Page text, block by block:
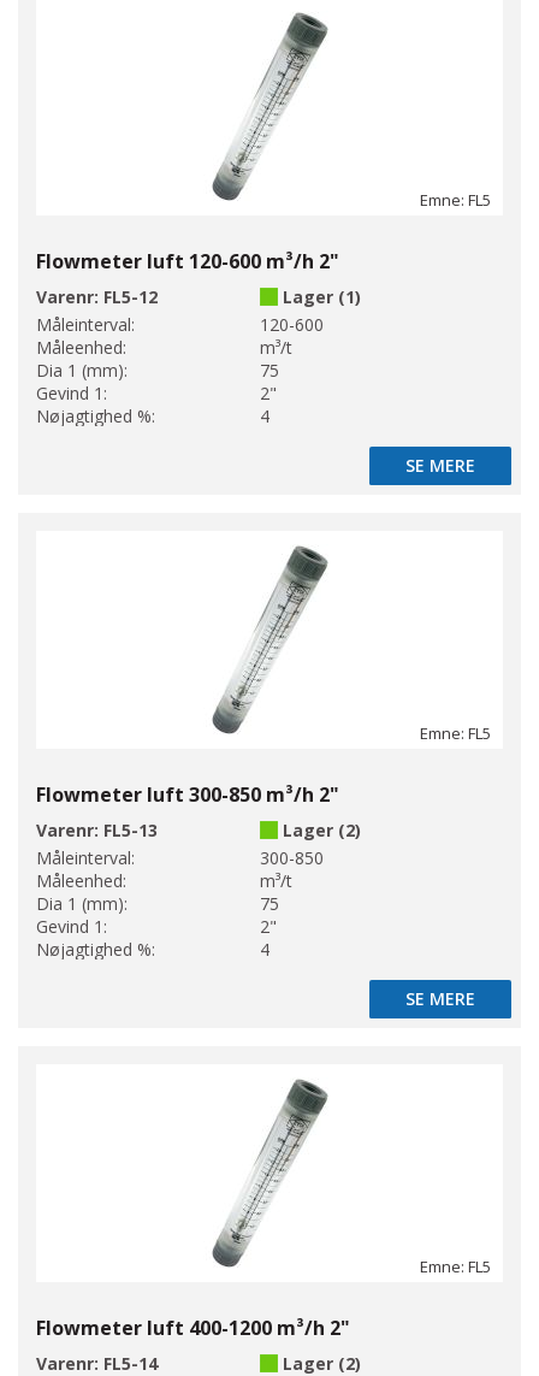
Emne: FL5
Flowmeter luft 120-600 m³/h 2"
Varenr: FL5-12
Lager (1)
Måleinterval:
120-600
Måleenhed:
m³/t
Dia 1 (mm):
75
Gevind 1:
2"
Nøjagtighed %:
4
SE MERE
SE MERE
Emne: FL5
Flowmeter luft 300-850 m³/h 2"
Varenr: FL5-13
Lager (2)
Måleinterval:
300-850
Måleenhed:
m³/t
Dia 1 (mm):
75
Gevind 1:
2"
Nøjagtighed %:
4
SE MERE
SE MERE
Emne: FL5
Flowmeter luft 400-1200 m³/h 2"
Varenr: FL5-14
Lager (2)